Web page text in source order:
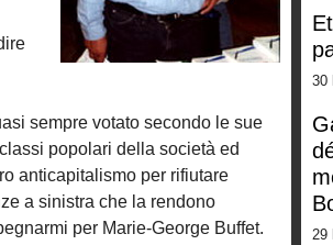
sempre votato secondo le sue
popolari della società ed
anticapitalismo per rifiutare
a sinistra che la rendono
per Marie-George Buffet.
30
29